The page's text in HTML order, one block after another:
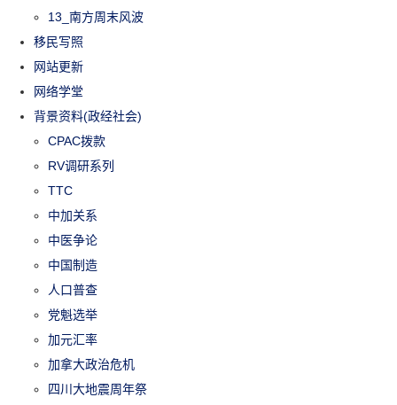
13_南方周末风波
移民写照
网站更新
网络学堂
背景资料(政经社会)
CPAC拨款
RV调研系列
TTC
中加关系
中医争论
中国制造
人口普查
党魁选举
加元汇率
加拿大政治危机
四川大地震周年祭